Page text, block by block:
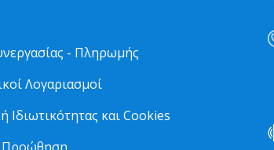
- Πληρωμής
Λογαριασμοί
Ιδιωτικότητας και Cookies